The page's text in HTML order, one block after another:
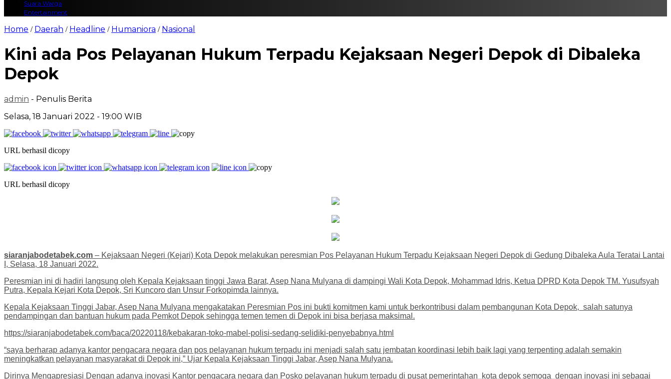
Suara Warga
Entertainment
Home / Daerah / Headline / Humaniora / Nasional
Kini ada Pos Pelayanan Hukum Terpadu Kejaksaan Negeri Depok di Dibaleka
Depok
admin - Penulis Berita
Selasa, 18 Januari 2022 - 19:00 WIB
URL berhasil dicopy
URL berhasil dicopy
siaranjabodetabek.com – Kejaksaan Negeri (Kejari) Kota Depok melakukan peresmian Pos Pelayanan Hukum Terpadu Kejaksaan Negeri Depok di Gedung Dibaleka Aula Teratai Lantai
I, Selasa, 18 Januari 2022.
Peresmian ini di hadiri langsung oleh Kepala Kejaksaan tinggi Jawa Barat, Asep Nana Mulyana di dampingi Wali Kota Depok, Mohammad Idris, Ketua DPRD Kota Depok TM. Yusufsyah
Putra, Kepala Kejari Kota Depok, Sri Kuncoro dan Unsur Forkopimda lainnya.
Kepala Kejaksaan Tinggi Jabar, Asep Nana Mulyana mengakatakan Peresmian Pos ini bukti komitmen kami untuk berkontribusi dalam pembangunan Kota Depok, salah satunya
pendampingan dan bantuan hukum pada Pemkot Depok sehingga temen temen di Depok ini bisa berjasa maksimal.
https://siaranjabodetabek.com/baca/20220118/kebakaran-toko-mabel-polisi-sedang-selidiki-penyebabnya.html
“saya berharap adanya kantor pengacara negara dan pos pelayanan hukum terpadu ini menjadi salah satu jembatan koordinasi lebih baik lagi yang terpenting adalah semakin
meningkatkan pelayanan masyarakat di Depok ini,” Ujar Kepala Kejaksaan Tinggi Jabar, Asep Nana Mulyana.
Dirinya Mengapresiasi Dengan adanya inovasi Kantor pengacara negara dan Posko pelayanan hukum terpadu di pusat pemerintahan kota depok semoga dengan inovasi ini sebagai